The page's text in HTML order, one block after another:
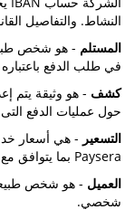
النشاط. والتفاصيل
المستلم - هو شخص
في طلب الدفع
كشف
حول عمليات الدفع التى
التسعير
Paysera بما يتوافق مع اللوائح المعمول بها.
العميل - هو شخص
شخصي.